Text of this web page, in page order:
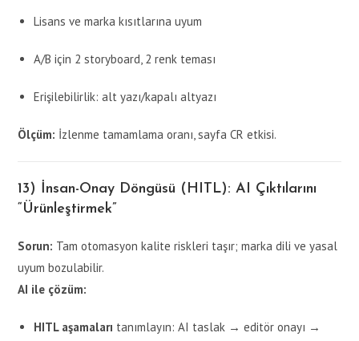
Lisans ve marka kısıtlarına uyum
A/B için 2 storyboard, 2 renk teması
Erişilebilirlik: alt yazı/kapalı altyazı
Ölçüm: İzlenme tamamlama oranı, sayfa CR etkisi.
13) İnsan-Onay Döngüsü (HITL): AI Çıktılarını
“Ürünleştirmek”
Sorun: Tam otomasyon kalite riskleri taşır; marka dili ve yasal
uyum bozulabilir.
AI ile çözüm:
HITL aşamaları tanımlayın: AI taslak → editör onayı →